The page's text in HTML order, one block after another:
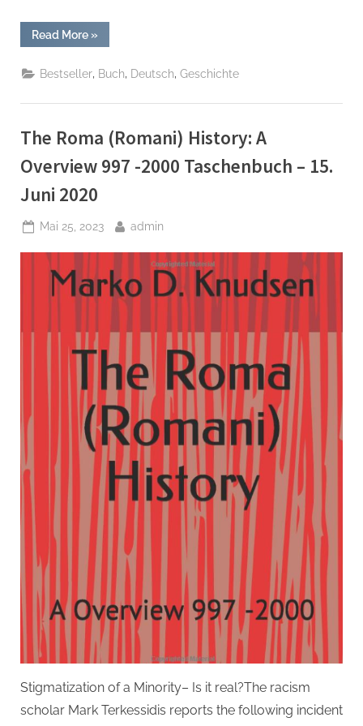
Read More“Die
Geschichte
Roma:
Komplette
von
2000 Taschenbuch
–
22.
November
»
Bestseller Buch Deutsch ,Geschichte
The Roma (Romani) History: A
Overview 997 -2000 Taschenbuch – 15.
Juni 2020
Posted
Mai 25, 2023 By
admin
Stigmatization of a Minority– Is it real?The racism
scholar Mark Terkessidis reports the following incident